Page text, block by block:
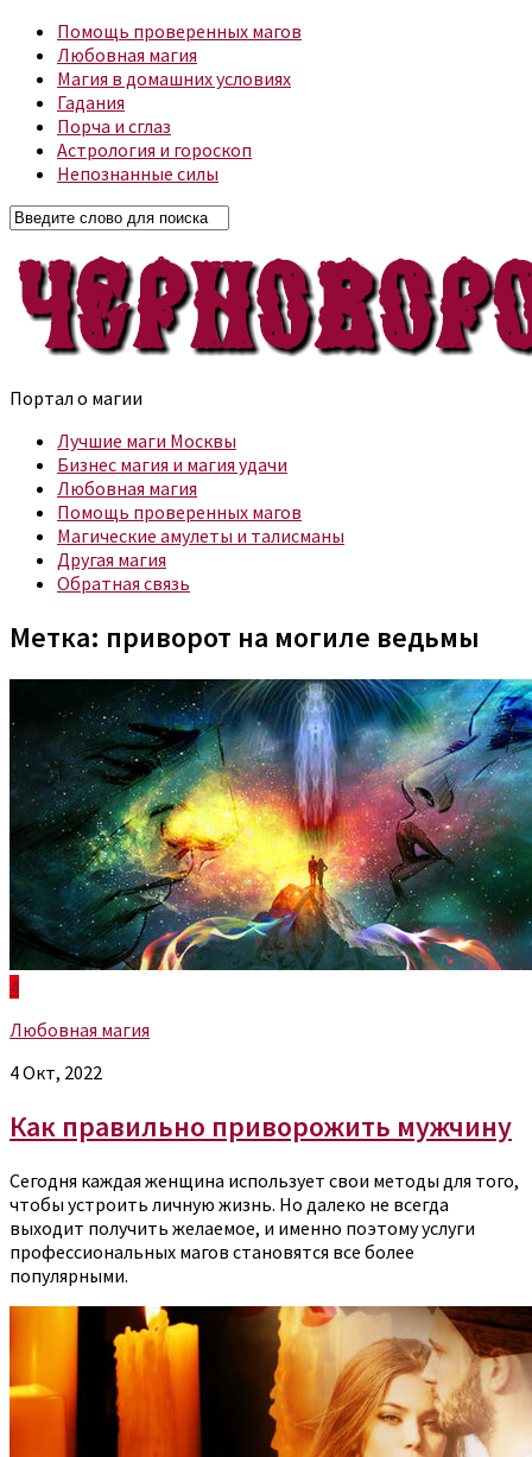
Помощь проверенных магов
Любовная магия
Магия в домашних условиях
Гадания
Порча и сглаз
Астрология и гороскоп
Непознанные силы
Портал о магии
Лучшие маги Москвы
Бизнес магия и магия удачи
Любовная магия
Помощь проверенных магов
Магические амулеты и талисманы
Другая магия
Обратная связь
Метка: приворот на могиле ведьмы
4
Любовная магия
4 Окт, 2022
Как правильно приворожить мужчину
Сегодня каждая женщина использует свои методы для того,
чтобы устроить личную жизнь. Но далеко не всегда
выходит получить желаемое, и именно поэтому услуги
профессиональных магов становятся все более
популярными.